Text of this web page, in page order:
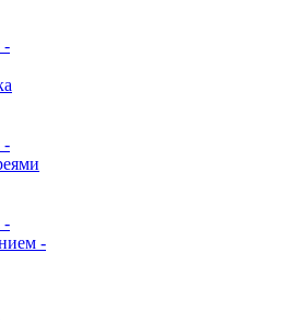
-
-
-
-